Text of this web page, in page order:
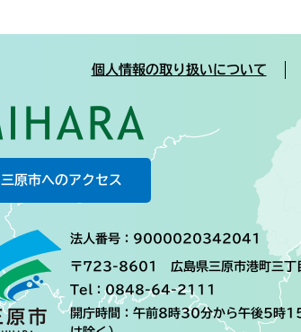
個人情報の取り扱いについて
三原市へのアクセス
法人番号：9000020342041
〒723-8601 広島県三原市港町三丁
Tel：0848-64-2111
開庁時間：午前8時30分から午後5時